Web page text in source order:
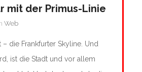
mit der Primus-Linie
Web
die Frankfurter Skyline. Und
ist die Stadt und vor allem